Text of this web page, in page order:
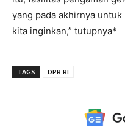
yang pada akhirnya
kita inginkan,” tutupnya*
TAGS DPR RI